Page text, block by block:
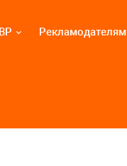
Рекламодателям